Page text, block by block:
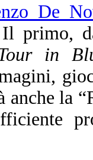
De
Il primo,
in
la